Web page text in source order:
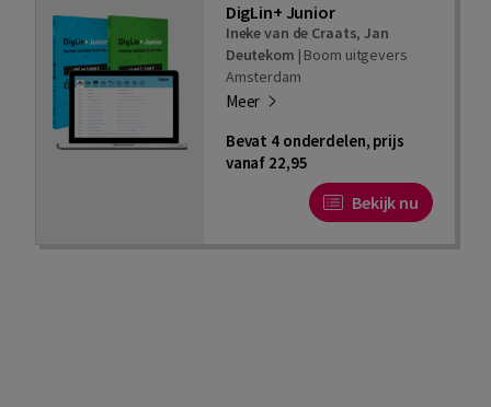
DigLin+ Junior
Ineke van de Craats,Jan
Deutekom | Boom uitgevers
Amsterdam
Meer
Bevat 4 onderdelen, prijs
vanaf 22,95
Bekijk nu